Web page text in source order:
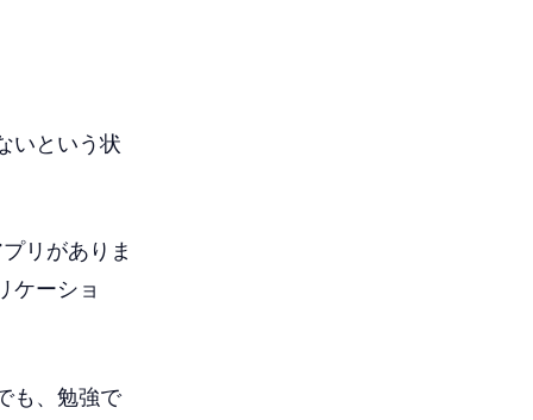
いという状
リがありま
ケーショ
も、勉強で